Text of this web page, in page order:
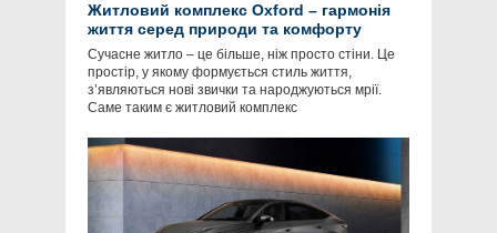
Житловий комплекс Oxford – гармонія
життя серед природи та комфорту
Сучасне житло – це більше, ніж просто стіни. Це
простір, у якому формується стиль життя,
з’являються нові звички та народжуються мрії.
Саме таким є житловий комплекс